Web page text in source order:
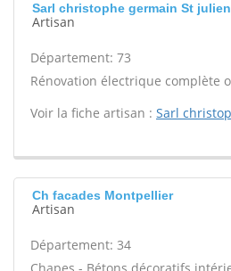
Sarl christophe germain St
Artisan
Département: 73
Rénovation électrique complète
Voir la fiche artisan : Sarl
Ch facades Montpellier
Artisan
Département: 34